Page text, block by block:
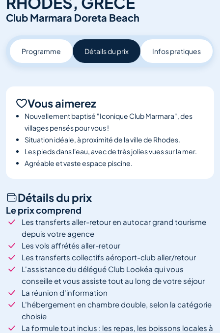
Salons et
événements
Club Marmara Doreta Beach
Programme Détails du prix Infos pratiques
Vous aimerez
Nouvellement baptisé "Iconique Club Marmara", des
villages pensés pour vous !
Situation idéale, à proximité de la ville de Rhodes.
Les pieds dans l'eau, avec de très jolies vues sur la mer.
Agréable et vaste espace piscine.
Détails du prix
Le prix comprend
Les transferts aller-retour en autocar grand tourisme
depuis votre agence
Les vols affrétés aller-retour
Les transferts collectifs aéroport-club aller/retour
L'assistance du délégué Club Lookéa qui vous
conseille et vous assiste tout au long de votre séjour
La réunion d'information
L'hébergement en chambre double, selon la catégorie
choisie
La formule tout inclus : les repas, les boissons locales à